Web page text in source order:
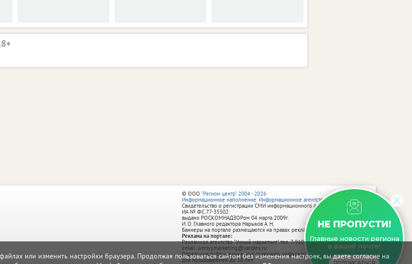
или изменить настройки браузера. Продолжая пользоваться сайтом без изменения настроек, вы даете согласие на
НЕ ПРОПУСТИ!
Главные новости региона
в вашей почте!
© ООО "Регион центр" 2004 - 2026
Информационное наполнение: Информационное агентство vRossii.ru
Свидетельство о регистрации СМИ информационного агентства vRossii.ru
ИА № ФС 77‑35502
выдано РОСКОМНАДЗОРом 04 марта 2009г.
И. О. Главного редактора Нарыков А. Н.
Баннеры на портале размещаются на правах рекламы.
Реклама на портале:
Рекламное агентство "Умный маркетинг" тел. 7-910-267-70-40,
email: umnyy.marketing@yandex.ru
Отдельные публикации могут содержать информацию, не предназначенную
для пользователей до 18 лет.